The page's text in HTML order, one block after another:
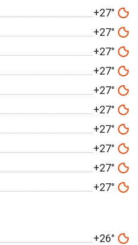
+27°
+27°
+27°
+27°
+27°
+27°
+27°
+27°
+27°
+27°
+26°